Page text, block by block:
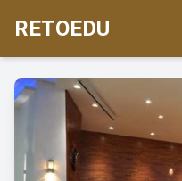
RETOEDU